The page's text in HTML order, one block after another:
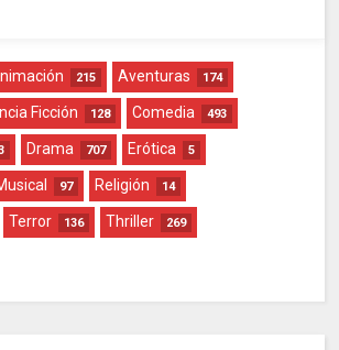
215 Aventuras 174
Ficción 128 Comedia 493
Drama 707 Erótica 5
97 Religión 14
Terror 136 Thriller 269